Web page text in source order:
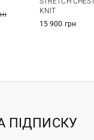
KNIT
15 900 грн
ПІДПИСКУ